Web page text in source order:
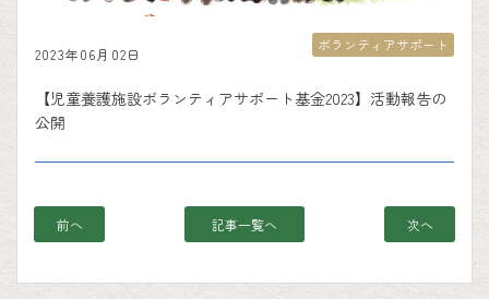
2023年06月02日
【児童養護施設ボランティアサポート基金2023】活動報告の
公開
ボランティアサポート
前へ 記事一覧へ 次へ